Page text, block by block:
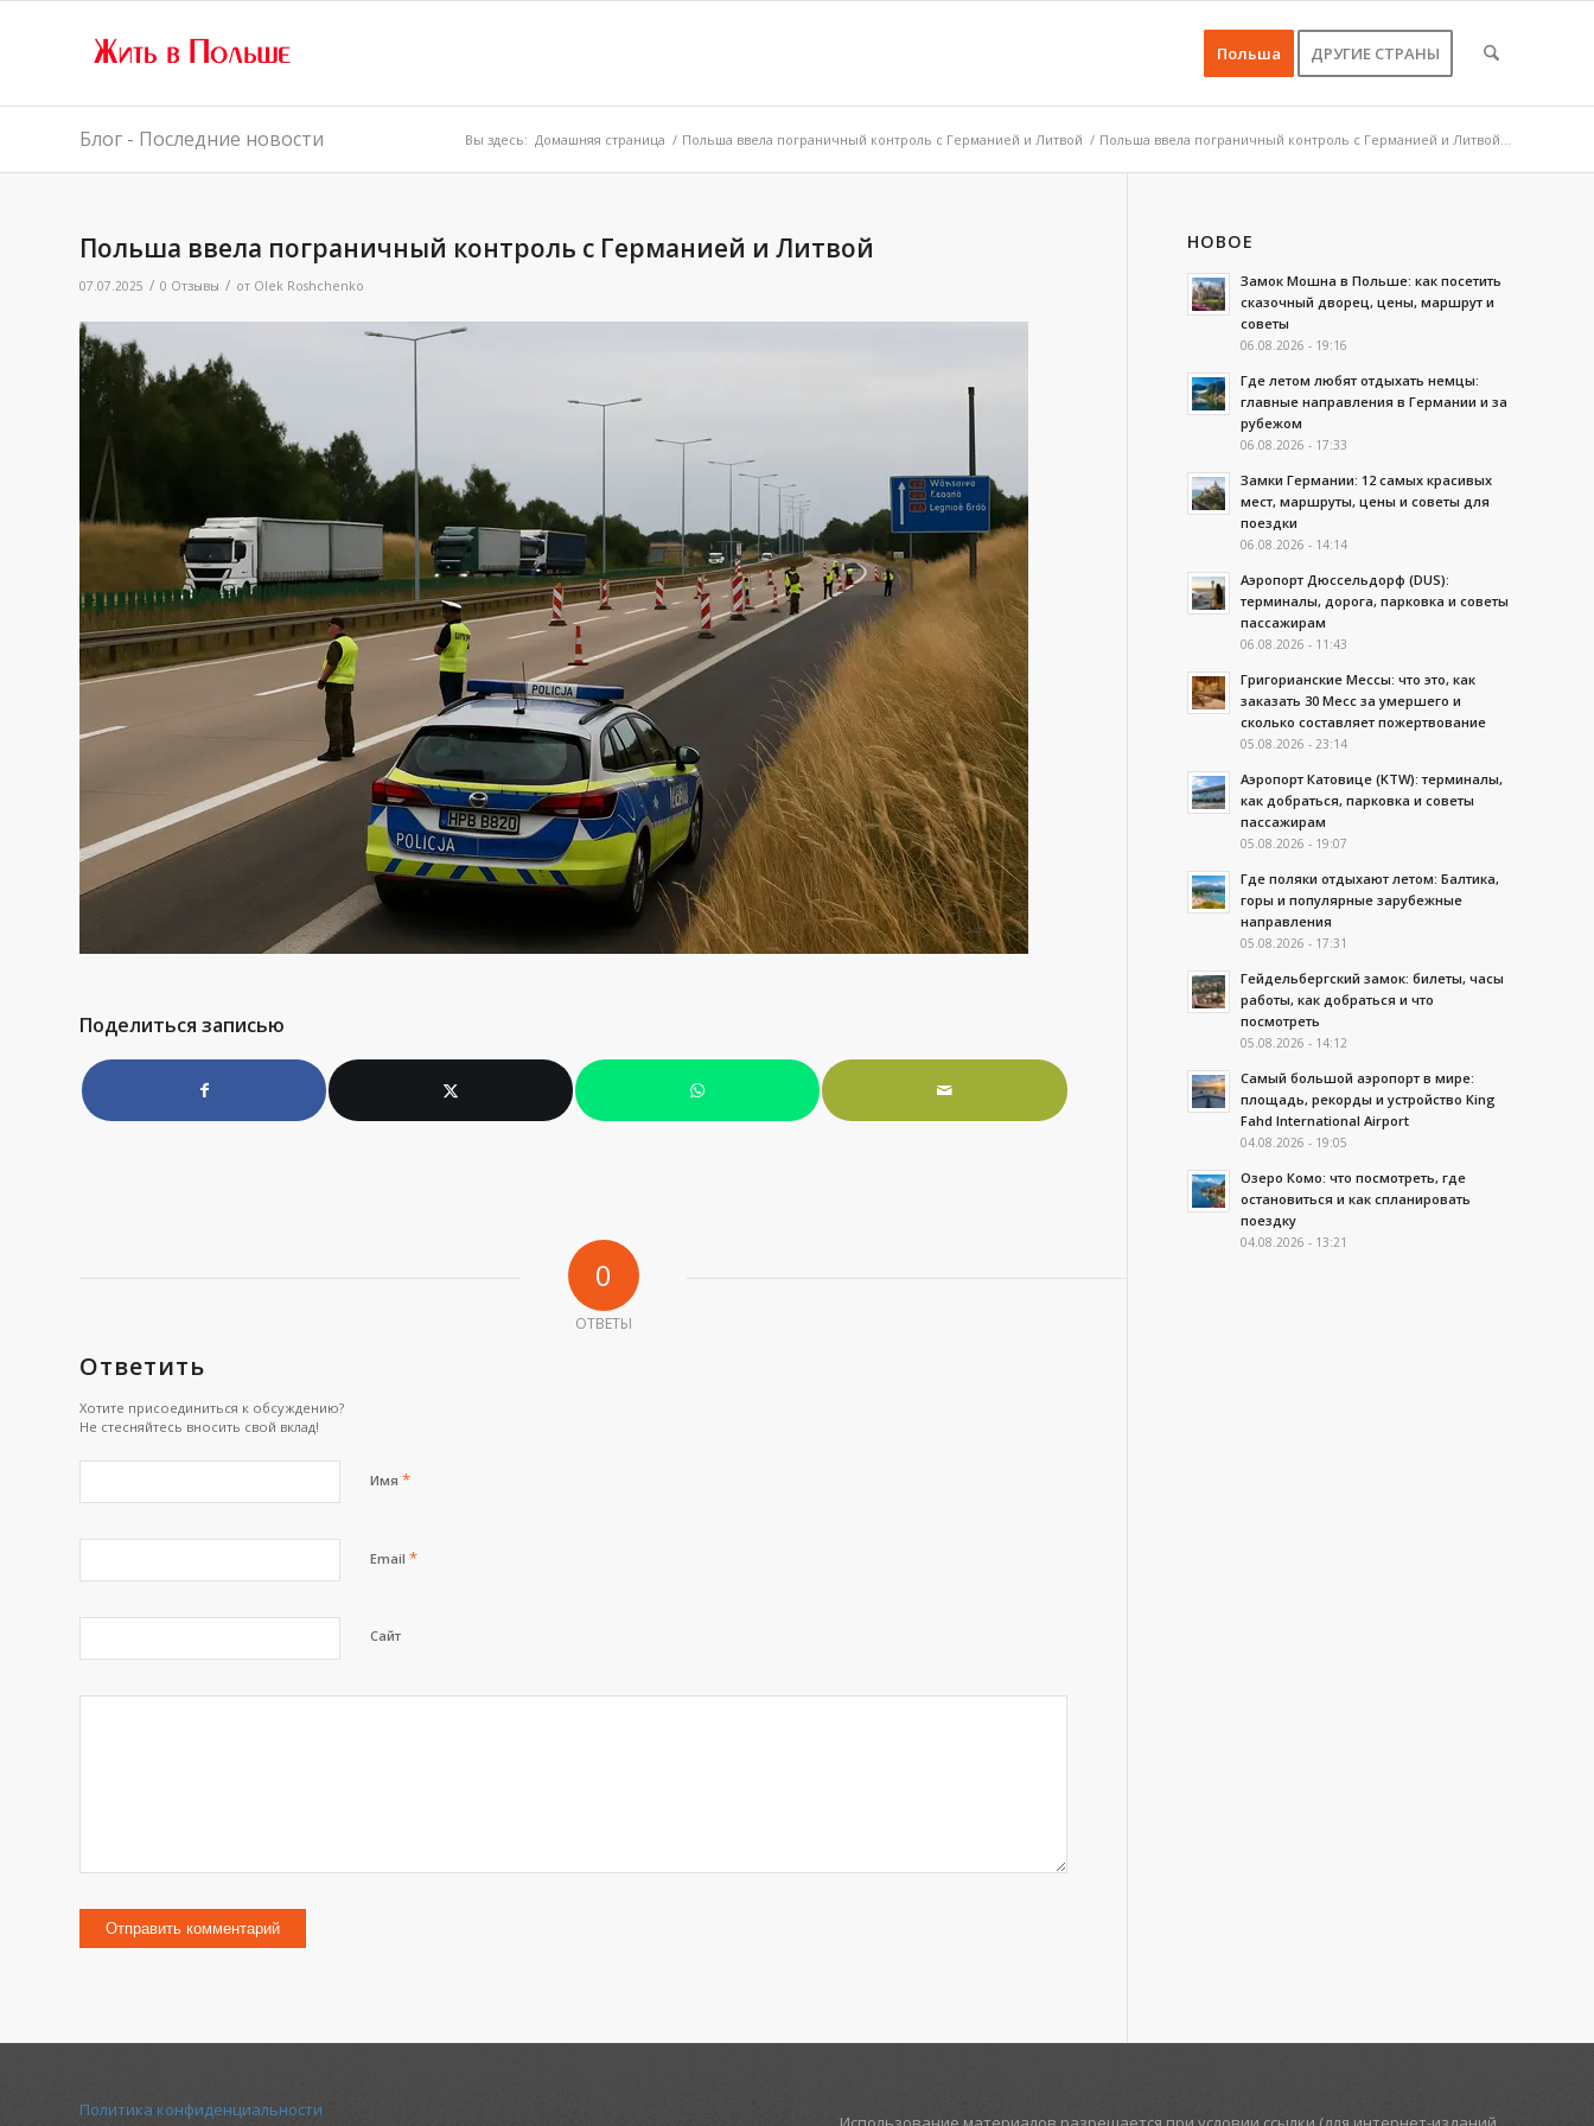
Польша ДРУГИЕ СТРАНЫ
Блог - Последние новости Вы здесь: Домашняя страница / Польша ввела пограничный контроль с Германией и Литвой / Польша ввела пограничный контроль с Германией и Литвой...
Польша ввела пограничный контроль с Германией и Литвой
07.07.2025 / 0 Отзывы / от Olek Roshchenko
Поделиться записью
0
ОТВЕТЫ
Ответить
Хотите присоединиться к обсуждению?
Не стесняйтесь вносить свой вклад!
Имя *
Email *
Сайт
НОВОЕ
Замок Мошна в Польше: как посетить
сказочный дворец, цены, маршрут и
советы
06.08.2026 - 19:16
Где летом любят отдыхать немцы:
главные направления в Германии и за
рубежом
06.08.2026 - 17:33
Замки Германии: 12 самых красивых
мест, маршруты, цены и советы для
поездки
06.08.2026 - 14:14
Аэропорт Дюссельдорф (DUS):
терминалы, дорога, парковка и советы
пассажирам
06.08.2026 - 11:43
Григорианские Мессы: что это, как
заказать 30 Месс за умершего и
сколько составляет пожертвование
05.08.2026 - 23:14
Аэропорт Катовице (KTW): терминалы,
как добраться, парковка и советы
пассажирам
05.08.2026 - 19:07
Где поляки отдыхают летом: Балтика,
горы и популярные зарубежные
направления
05.08.2026 - 17:31
Гейдельбергский замок: билеты, часы
работы, как добраться и что
посмотреть
05.08.2026 - 14:12
Самый большой аэропорт в мире:
площадь, рекорды и устройство King
Fahd International Airport
04.08.2026 - 19:05
Озеро Комо: что посмотреть, где
остановиться и как спланировать
поездку
04.08.2026 - 13:21
Политика конфиденциальности